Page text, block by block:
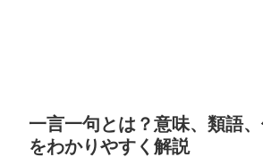
一言一句とは？意味、類語
をわかりやすく解説